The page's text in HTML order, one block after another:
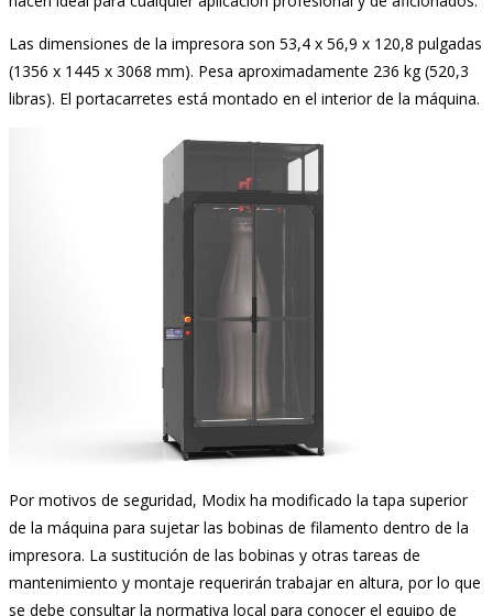
Las dimensiones de la impresora son 53,4 x 56,9 x 120,8 pulgadas
(1356 x 1445 x 3068 mm). Pesa aproximadamente 236 kg (520,3
libras). El portacarretes está montado en el interior de la máquina.
Por motivos de seguridad, Modix ha modificado la tapa superior
de la máquina para sujetar las bobinas de filamento dentro de la
impresora. La sustitución de las bobinas y otras tareas de
mantenimiento y montaje requerirán trabajar en altura, por lo que
se debe consultar la normativa local para conocer el equipo de